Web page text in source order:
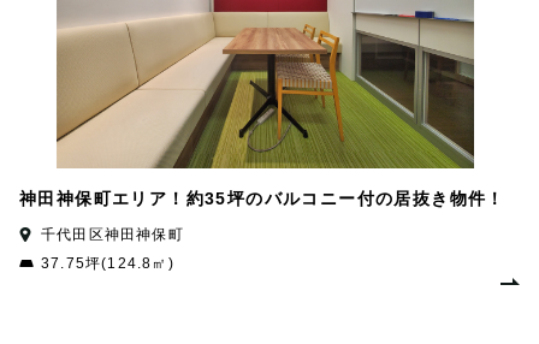
神田神保町エリア！約35坪のバルコニー付の居抜き物件！
千代田区神田神保町
37.75坪(124.8㎡)